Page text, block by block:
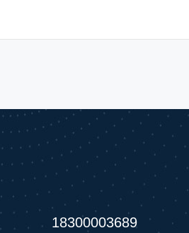
18300003689